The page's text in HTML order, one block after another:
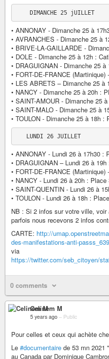
    DIMANCHE 25 jUILLET
• ANNONAY - Dimanche 25 à
• AVRANCHES - Dimanche 25 à
• BRIVE-LA-GAILLARDE -
• DOLE - Dimanche 25 à 12h :
• DRAGUIGNAN - Dimanche 25
• FORT-DE-FRANCE
• LES ABRETS – Dimanche 25 à
• NANCY - Dimanche 25 à 20h :
• SAINT-AMOUR - Dimanche 25
• SAINT-MALO - Dimanche 25 à
• TOULON - Dimanche 25 à 18h :
   LUNDI 26 JUILLET
• ANNONAY - Lundi 26 à 17h30 :
• DRAGUIGNAN – Lundi 26 à
• FORT-DE-FRANCE
• NANCY - Lundi 26 à 20h : Place
• SAINT-QUENTIN - Lundi 26 à
• TOULON - Lundi 26 à 18h :
NB : Si 2 infos sur votre ville,
parfois nous recevons 2 infos
CARTE: http://
des-manifestations-anti-
via
https://twitter.com/seb_citoyen/
0 comments
Celinem M
5 years ago – Public
Pour celles et ceux qui achète
Le #documentaire de 53 mn 2021 "
au Canada par Dominique